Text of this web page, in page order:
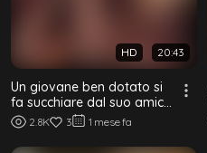
HD 20:43
Un giovane ben dotato si
fa succhiare dal suo amico
twink
2.8K 3 1 mese fa